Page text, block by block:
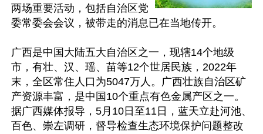
两场重要活动，包括自治区党
委常委会会议，被带走的消息已在当地传开。
广西是中国大陆五大自治区之一，现辖14个地级
市，有壮、汉、瑶、苗等12个世居民族，2022年
末，全区常住人口为5047万人。广西壮族自治区矿
产资源丰富，是中国10个重点有色金属产区之一。
据广西媒体报导，5月10日至11日，蓝天立赴河池、
百色、崇左调研，督导检查生态环境保护问题整改